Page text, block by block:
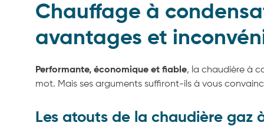
Chauffage à
avantages et
Performante, économique et fiable, la chaudière à
mot. Mais ses arguments suffiront-ils à vous
Les atouts de la chaudière gaz